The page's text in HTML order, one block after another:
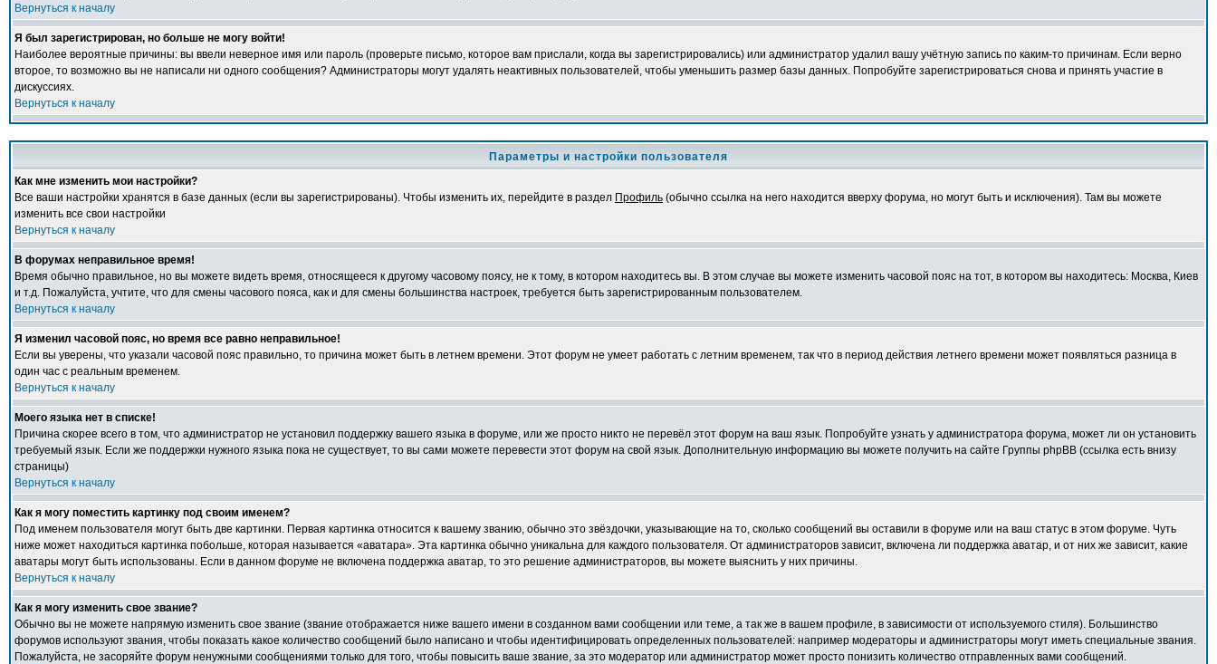
Вернуться к началу
Я был зарегистрирован, но больше не могу войти!
Наиболее вероятные причины: вы ввели неверное имя или пароль (проверьте письмо, которое вам прислали, когда вы зарегистрировались) или администратор удалил вашу учётную запись по каким-то причинам. Если верно
второе, то возможно вы не написали ни одного сообщения? Администраторы могут удалять неактивных пользователей, чтобы уменьшить размер базы данных. Попробуйте зарегистрироваться снова и принять участие в
дискуссиях.
Вернуться к началу
Параметры и настройки пользователя
Как мне изменить мои настройки?
Все ваши настройки хранятся в базе данных (если вы зарегистрированы). Чтобы изменить их, перейдите в раздел Профиль (обычно ссылка на него находится вверху форума, но могут быть и исключения). Там вы можете
изменить все свои настройки
Вернуться к началу
В форумах неправильное время!
Время обычно правильное, но вы можете видеть время, относящееся к другому часовому поясу, не к тому, в котором находитесь вы. В этом случае вы можете изменить часовой пояс на тот, в котором вы находитесь: Москва, Киев
и т.д. Пожалуйста, учтите, что для смены часового пояса, как и для смены большинства настроек, требуется быть зарегистрированным пользователем.
Вернуться к началу
Я изменил часовой пояс, но время все равно неправильное!
Если вы уверены, что указали часовой пояс правильно, то причина может быть в летнем времени. Этот форум не умеет работать с летним временем, так что в период действия летнего времени может появляться разница в
один час с реальным временем.
Вернуться к началу
Моего языка нет в списке!
Причина скорее всего в том, что администратор не установил поддержку вашего языка в форуме, или же просто никто не перевёл этот форум на ваш язык. Попробуйте узнать у администратора форума, может ли он установить
требуемый язык. Если же поддержки нужного языка пока не существует, то вы сами можете перевести этот форум на свой язык. Дополнительную информацию вы можете получить на сайте Группы phpBB (ссылка есть внизу
страницы)
Вернуться к началу
Как я могу поместить картинку под своим именем?
Под именем пользователя могут быть две картинки. Первая картинка относится к вашему званию, обычно это звёздочки, указывающие на то, сколько сообщений вы оставили в форуме или на ваш статус в этом форуме. Чуть
ниже может находиться картинка побольше, которая называется «аватара». Эта картинка обычно уникальна для каждого пользователя. От администраторов зависит, включена ли поддержка аватар, и от них же зависит, какие
аватары могут быть использованы. Если в данном форуме не включена поддержка аватар, то это решение администраторов, вы можете выяснить у них причины.
Вернуться к началу
Как я могу изменить свое звание?
Обычно вы не можете напрямую изменить свое звание (звание отображается ниже вашего имени в созданном вами сообщении или теме, а так же в вашем профиле, в зависимости от используемого стиля). Большинство
форумов используют звания, чтобы показать какое количество сообщений было написано и чтобы идентифицировать определенных пользователей: например модераторы и администраторы могут иметь специальные звания.
Пожалуйста, не засоряйте форум ненужными сообщениями только для того, чтобы повысить ваше звание, за это модератор или администратор может просто понизить количество отправленных вами сообщений.